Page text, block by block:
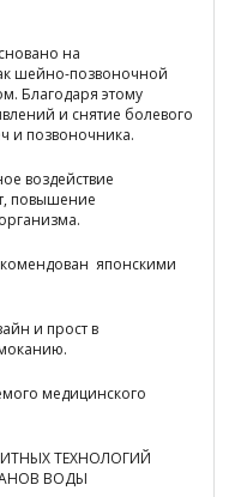
на
шейно-позвоночной
Благодаря этому
и снятие болевого
и позвоночника.
воздействие
повышение
японскими
и прост в
медицинского
ТЕХНОЛОГИЙ
ВОДЫ